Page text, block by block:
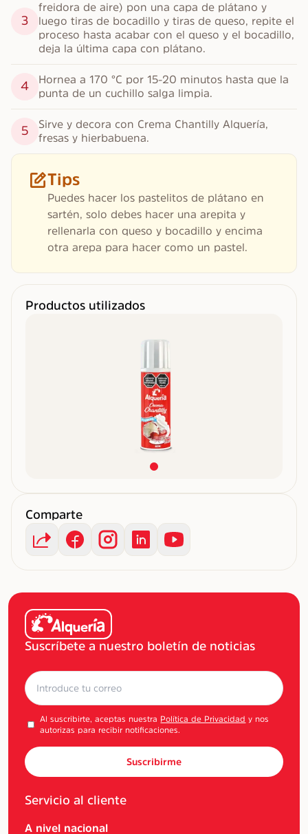
3
freidora de aire) pon una capa de plátano y
luego tiras de bocadillo y tiras de queso, repite el
proceso hasta acabar con el queso y el bocadillo,
deja la última capa con plátano.
4
Hornea a 170 °C por 15-20 minutos hasta que la
punta de un cuchillo salga limpia.
5
Sirve y decora con Crema Chantilly Alquería,
fresas y hierbabuena.
Tips
Puedes hacer los pastelitos de plátano en
sartén, solo debes hacer una arepita y
rellenarla con queso y bocadillo y encima
otra arepa para hacer como un pastel.
Productos utilizados
Comparte
Suscríbete a nuestro boletín de noticias
Al suscribirte, aceptas nuestra Política de Privacidad y nos
autorizas para recibir notificaciones.
Suscribirme
Servicio al cliente
A nivel nacional